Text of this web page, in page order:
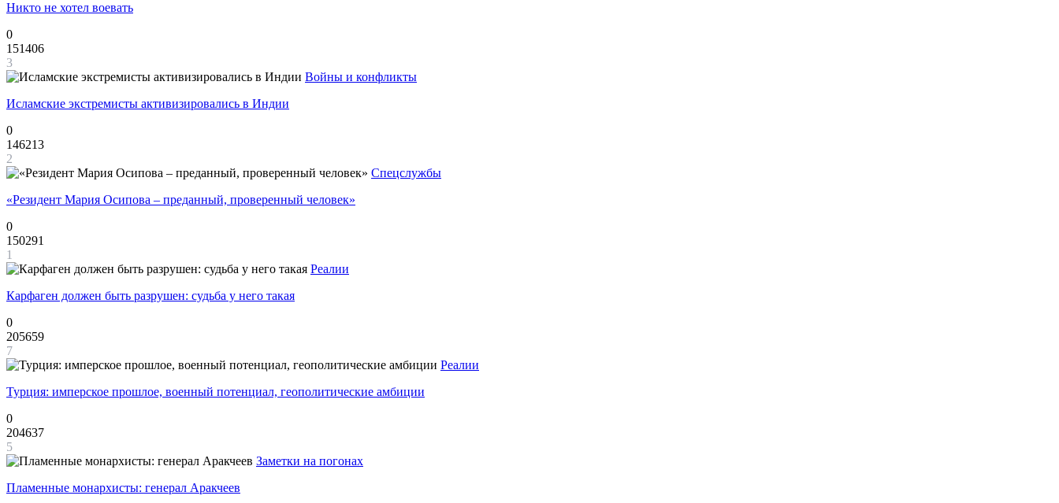
Никто не хотел воевать
0
151406
3
Войны и конфликты
Исламские экстремисты активизировались в Индии
0
146213
2
Спецслужбы
«Резидент Мария Осипова – преданный, проверенный человек»
0
150291
1
Реалии
Карфаген должен быть разрушен: судьба у него такая
0
205659
7
Реалии
Турция: имперское прошлое, военный потенциал, геополитические амбиции
0
204637
5
Заметки на погонах
Пламенные монархисты: генерал Аракчеев